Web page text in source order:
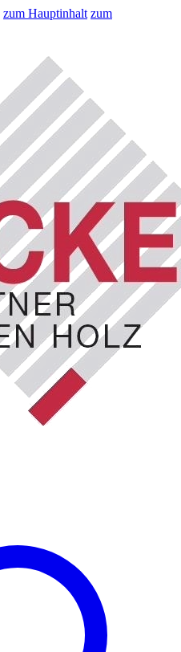
zum Hauptinhalt zum